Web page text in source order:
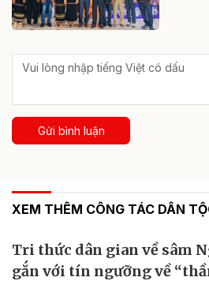
Gửi bình luận
XEM THÊM CÔNG TÁC DÂN
Tri thức dân gian về sâm
gắn với tín ngưỡng về